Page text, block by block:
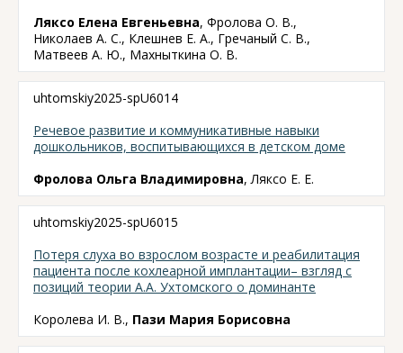
Ляксо Елена Евгеньевна, Фролова О. В.,
Николаев А. С., Клешнев Е. А., Гречаный С. В.,
Матвеев А. Ю., Махныткина О. В.
uhtomskiy2025-spU6014
Речевое развитие и коммуникативные навыки
дошкольников, воспитывающихся в детском доме
Фролова Ольга Владимировна, Ляксо Е. Е.
uhtomskiy2025-spU6015
Потеря слуха во взрослом возрасте и реабилитация
пациента после кохлеарной имплантации– взгляд с
позиций теории А.А. Ухтомского о доминанте
Королева И. В., Пази Мария Борисовна